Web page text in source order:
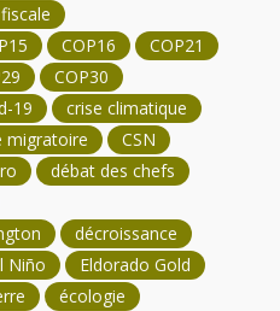
COP16
COP21
COP30
19
crise climatique
migratoire
CSN
débat des chefs
décroissance
Niño
Eldorado Gold
écologie